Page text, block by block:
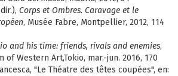
Corps et Ombres. Caravage et le
, Musée Fabre, Montpellier, 2012, 114
and his time: friends, rivals and enemies,
of Western Art,Tokio, mar.-jun. 2016, 170
"Le Théatre des têtes coupées", en: